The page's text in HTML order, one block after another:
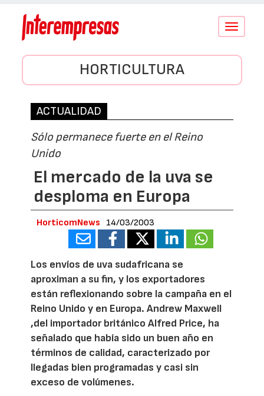
Conmutar
HORTICULTURA
ACTUALIDAD
Sólo permanece fuerte en el Reino
Unido
El mercado de la uva se
desploma en Europa
HorticomNews 14/03/2003
Los envíos de uva sudafricana se
aproximan a su fin, y los exportadores
están reflexionando sobre la campaña en el
Reino Unido y en Europa. Andrew Maxwell
,del importador británico Alfred Price, ha
señalado que había sido un buen año en
términos de calidad, caracterizado por
llegadas bien programadas y casi sin
exceso de volúmenes.